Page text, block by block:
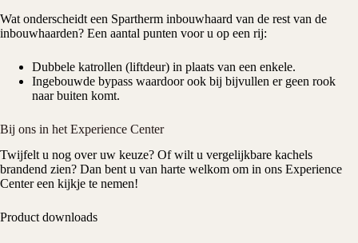
Wat onderscheidt een Spartherm inbouwhaard van de rest van de
inbouwhaarden? Een aantal punten voor u op een rij:
Dubbele katrollen (liftdeur) in plaats van een enkele.
Ingebouwde bypass waardoor ook bij bijvullen er geen rook
naar buiten komt.
Bij ons in het Experience Center
Twijfelt u nog over uw keuze? Of wilt u vergelijkbare kachels
brandend zien? Dan bent u van harte welkom om in ons Experience
Centereen kijkje te nemen!
Product downloads